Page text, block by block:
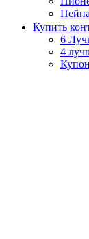
Купить
6
4